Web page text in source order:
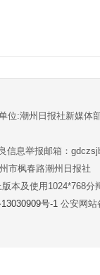
位:潮州日报社新媒体
信息举报邮箱：
市枫春路潮州日报社
本及使用1024*768分
号-1 公安网站